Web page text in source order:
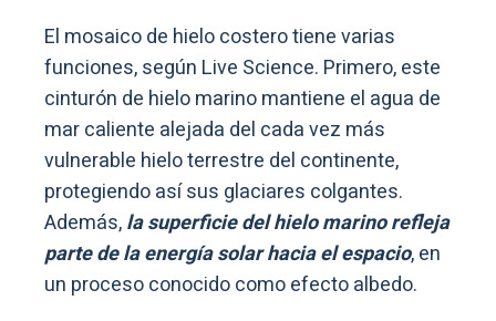
El mosaico de hielo costero tiene varias
funciones, según Live Science. Primero, este
cinturón de hielo marino mantiene el agua de
mar caliente alejada del cada vez más
vulnerable hielo terrestre del continente,
protegiendo así sus glaciares colgantes.
Además,la superficie del hielo marino refleja
parte de la energía solar hacia el espacio, en
un proceso conocido como efecto albedo.